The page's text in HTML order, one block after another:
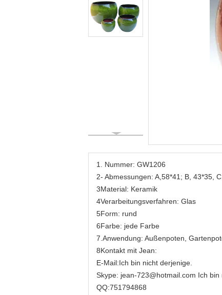
1. Nummer: GW1206
2- Abmessungen: A,58*41; B, 43*35,
3Material: Keramik
4Verarbeitungsverfahren: Glas
5Form: rund
6Farbe: jede Farbe
7.Anwendung: Außenpoten,
8Kontakt mit Jean:
E-Mail:Ich bin nicht derjenige.
Skype: jean-723@hotmail.com Ich bin
QQ:751794868